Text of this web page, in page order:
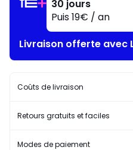
30 jours
Puis 19€ / an
Livraison offerte avec
Coûts de livraison
Retours gratuits et faciles
Modes de paiement